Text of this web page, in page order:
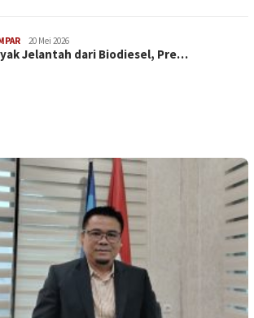
20 Mei 2026
Jelantah dari Biodiesel, Pre…